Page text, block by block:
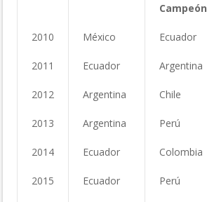
Campeón
2010 México Ecuador
2011 Ecuador Argentina
2012 Argentina Chile
2013 Argentina Perú
2014 Ecuador Colombia
2015 Ecuador Perú